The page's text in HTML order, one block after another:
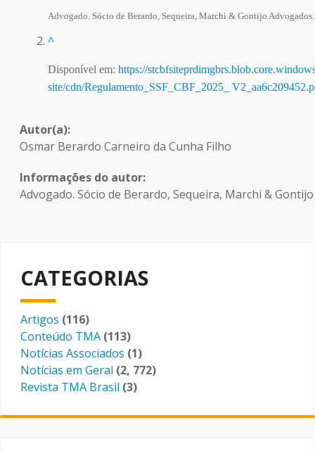
Advogado. Sócio de Berardo, Sequeira, Marchi & Gontijo Advogados.
^
Disponível em: https://
site/cdn/Regulamento_SSF_CBF_2025_
Autor(a)
Osmar Berardo Carneiro da Cunha Filho
Informações do autor
Advogado. Sócio de Berardo, Sequeira, Marchi &
CATEGORIAS
Artigos (116)
Conteúdo TMA (113)
Notícias Associados (1)
Notícias em Geral (2, 772)
Revista TMA Brasil (3)